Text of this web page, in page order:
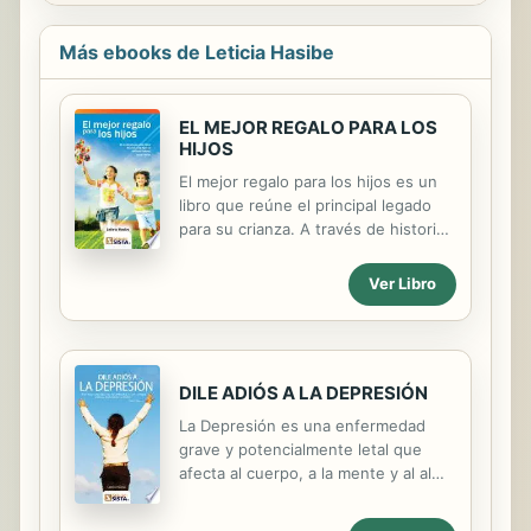
Más ebooks de Leticia Hasibe
EL MEJOR REGALO PARA LOS
HIJOS
El mejor regalo para los hijos es un
libro que reúne el principal legado
para su crianza. A través de historias
y frases, proporciona un cúmulo de
consejos que les serán de gran
ayuda en su andar por la vida. Esta
obra contiene eso que usted, padre
esa maravillosa creación que es
parte y continuidad de su existencia.
En sus páginas se descubre la
respuesta a muchas de sus
Ver Libro
DILE ADIÓS A LA DEPRESIÓN
La Depresión es una enfermedad
grave y potencialmente letal que
afecta al cuerpo, a la mente y al alma
negativa y significativamente con la